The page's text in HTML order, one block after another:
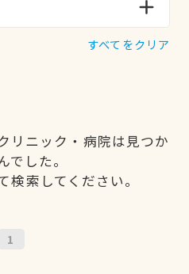
すべてをクリア
リニック・病院は見つか
でした。
検索してください。
1